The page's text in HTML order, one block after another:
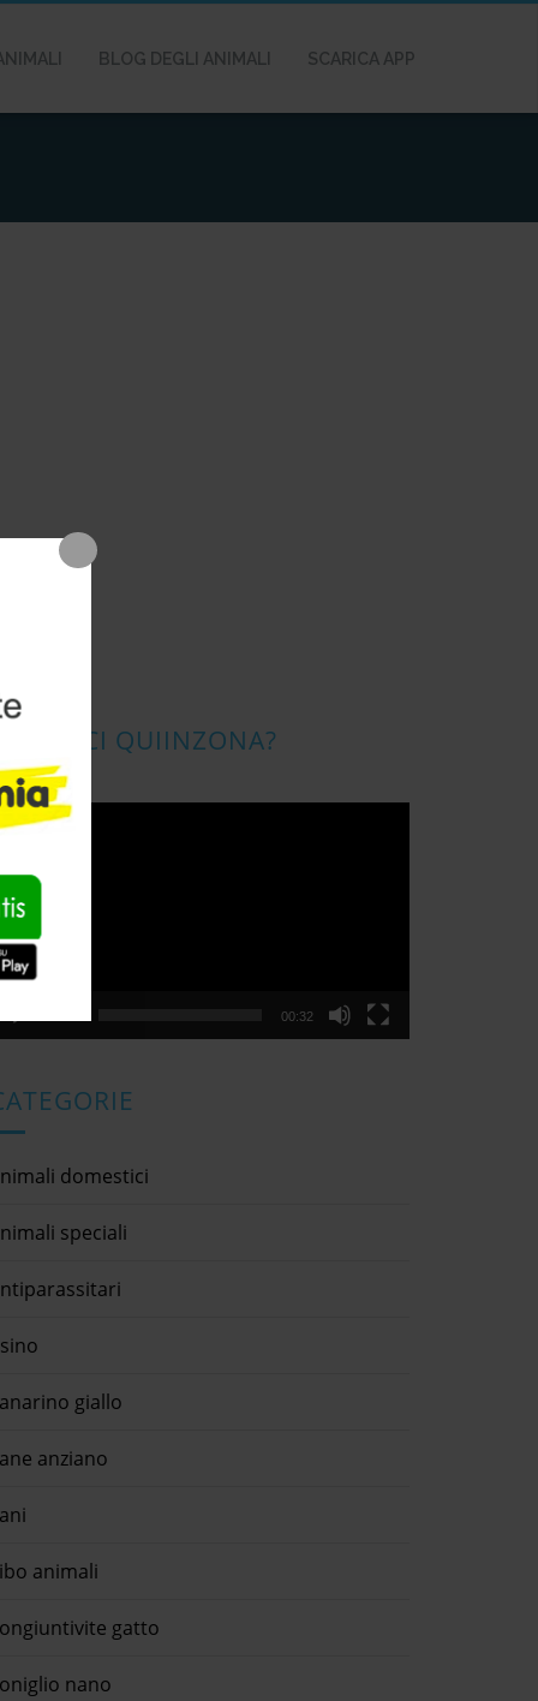
BLOG DEGLI ANIMALI SCARICA APP
CONOSCI QUIINZONA?
00:32
domestici
speciali
giallo
anziano
animali
gatto
nano